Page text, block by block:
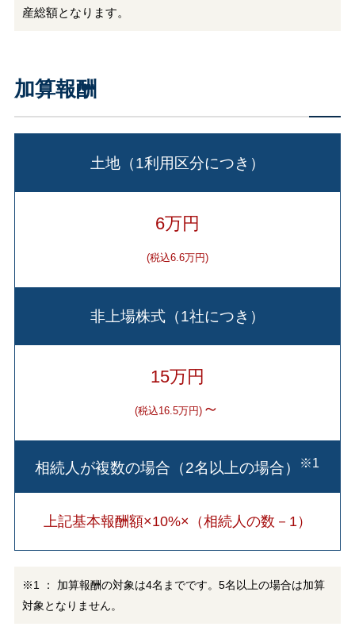
産総額となります。
加算報酬
土地（1利用区分につき）
6万円
(税込6.6万円)
非上場株式（1社につき）
15万円
(税込16.5万円) ～
相続人が複数の場合（2名以上の場合） ※1
上記基本報酬額×10%×（相続人の数－1）
※1 ： 加算報酬の対象は4名までです。5名以上の場合は加算
対象となりません。